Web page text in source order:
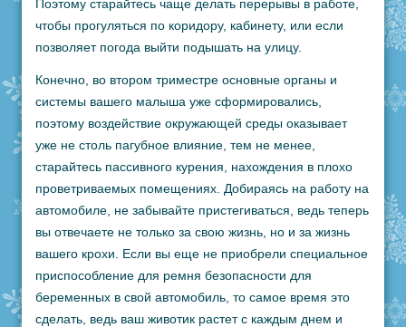
Поэтому старайтесь чаще делать перерывы в работе,
чтобы прогуляться по коридору, кабинету, или если
позволяет погода выйти подышать на улицу.
Конечно, во втором триместре основные органы и
системы вашего малыша уже сформировались,
поэтому воздействие окружающей среды оказывает
уже не столь пагубное влияние, тем не менее,
старайтесь пассивного курения, нахождения в плохо
проветриваемых помещениях. Добираясь на работу на
автомобиле, не забывайте пристегиваться, ведь теперь
вы отвечаете не только за свою жизнь, но и за жизнь
вашего крохи. Если вы еще не приобрели специальное
приспособление для ремня безопасности для
беременных в свой автомобиль, то самое время это
сделать, ведь ваш животик растет с каждым днем и